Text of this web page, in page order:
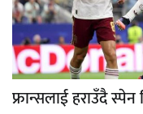
फ्रान्सलाई हराउँदै